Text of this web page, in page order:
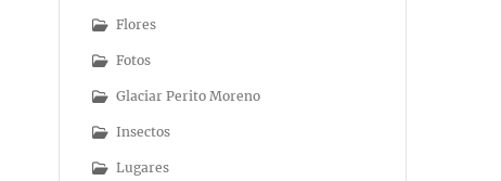
Flores
Fotos
Glaciar Perito Moreno
Insectos
Lugares